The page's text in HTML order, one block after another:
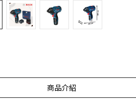
商品介紹